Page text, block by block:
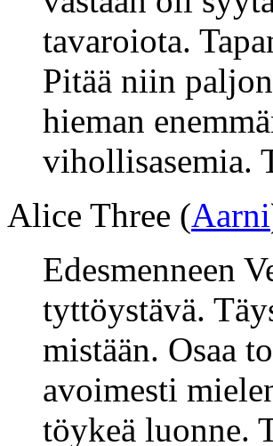
tavaroiota.
Pitää niin
hieman
vihollisasemia.
Alice Three (Aarni
Edesmenneen
tyttöystävä.
mistään. Osaa
avoimesti
töykeä luonne.